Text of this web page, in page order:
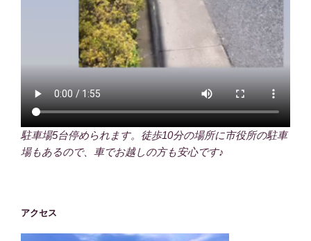
駐車場5台停められます。徒歩10分の場所に市役所の駐車
場もあるので、車でお越しの方も安心です♪
アクセス